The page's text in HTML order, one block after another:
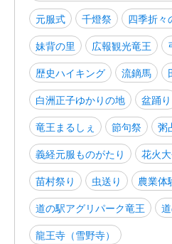
元服式
千燈祭 四季折々
妹背の里
広報観光竜王
歴史ハイキング
流鏑馬
白洲正子ゆかりの地
盆踊り
竜王まるしぇ
節句祭
粥
義経元服ものがたり
花火
苗村祭り
虫送り 農業体
道の駅アグリパーク竜王
龍王寺（雪野寺）